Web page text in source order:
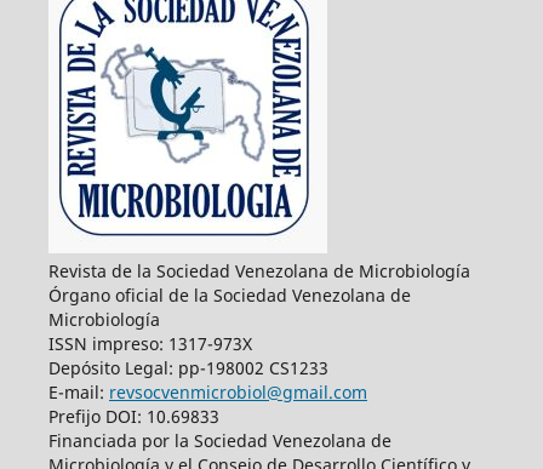
Revista de la Sociedad Venezolana de Microbiología
Órgano oficial de la Sociedad Venezolana de
Microbiología
ISSN impreso: 1317-973X
Depósito Legal: pp-198002 CS1233
E-mail: revsocvenmicrobiol@gmail.com
Prefijo DOI: 10.69833
Financiada por la Sociedad Venezolana de